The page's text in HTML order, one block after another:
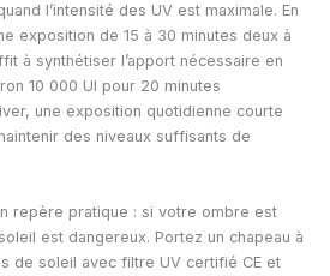
l’intensité des UV est maximale. En
exposition de 15 à 30 minutes deux à
à synthétiser l’apport nécessaire en
10 000 UI pour 20 minutes
une exposition quotidienne courte
des niveaux suffisants de
repère pratique : si votre ombre est
est dangereux. Portez un chapeau à
de soleil avec filtre UV certifié CE et